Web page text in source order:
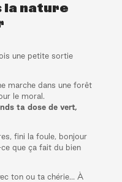
la nature
une petite sortie
marche dans une forêt
le moral.
ta dose de vert,
fini la foule, bonjour
que ça fait du bien
ton ou ta chérie… À